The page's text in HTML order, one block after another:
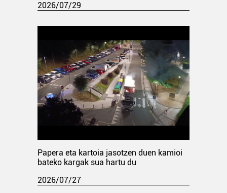
2026/07/29
Papera eta kartoia jasotzen duen kamioi
bateko kargak sua hartu du
2026/07/27